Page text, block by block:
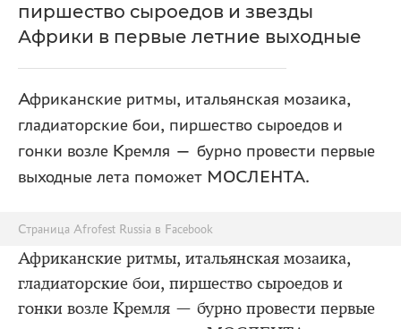
пиршество сыроедов и звезды
Африки в первые летние выходные
Африканские ритмы, итальянская мозаика,
гладиаторские бои, пиршество сыроедов и
гонки возле Кремля — бурно провести первые
выходные лета поможет МОСЛЕНТА.
Страница Afrofest Russia в Facebook
Африканские ритмы, итальянская мозаика,
гладиаторские бои, пиршество сыроедов и
гонки возле Кремля — бурно провести первые